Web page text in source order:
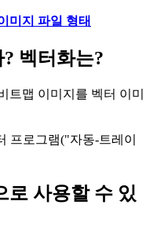
미지 파일 형태
벡터화는?
트맵 이미지를 벡터 이미
프로그램("자동-트레이
로 사용할 수 있